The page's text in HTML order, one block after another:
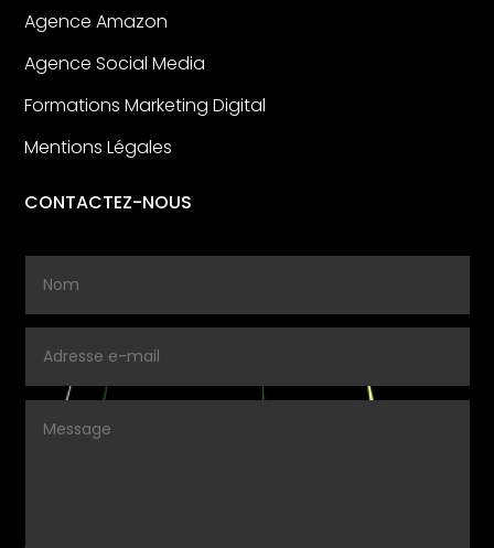
Agence Amazon
Agence Social Media
Formations Marketing Digital
Mentions Légales
CONTACTEZ-NOUS